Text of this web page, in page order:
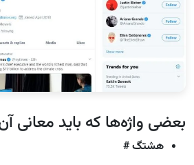
بعضی واژه‌ها که باید معانی
هشتگ #